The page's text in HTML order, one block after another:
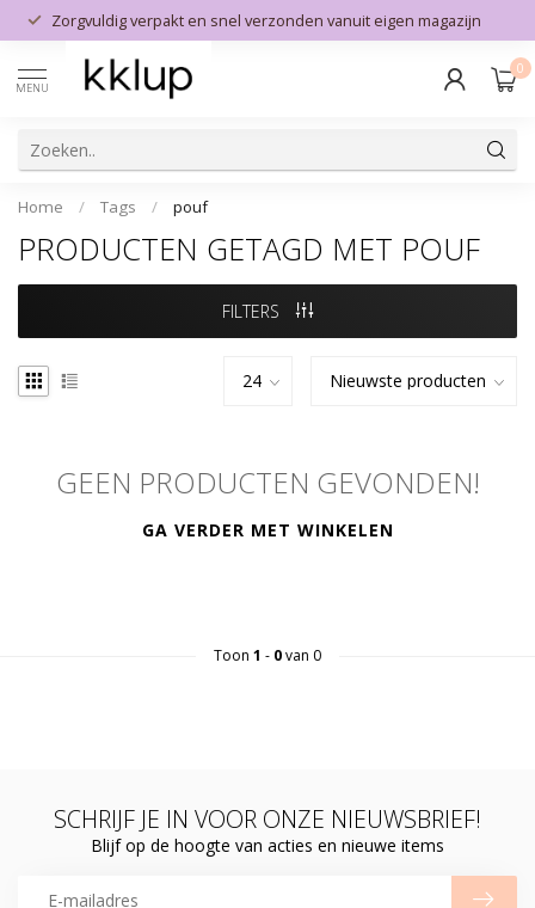
Zorgvuldig verpakt en snel verzonden vanuit eigen magazijn
MENU
0
Home / Tags / pouf
PRODUCTEN GETAGD MET POUF
FILTERS
GEEN PRODUCTEN GEVONDEN!
GA VERDER MET WINKELEN
Toon 1 - 0van 0
SCHRIJF JE IN VOOR ONZE NIEUWSBRIEF!
Blijf op de hoogte van acties en nieuwe items